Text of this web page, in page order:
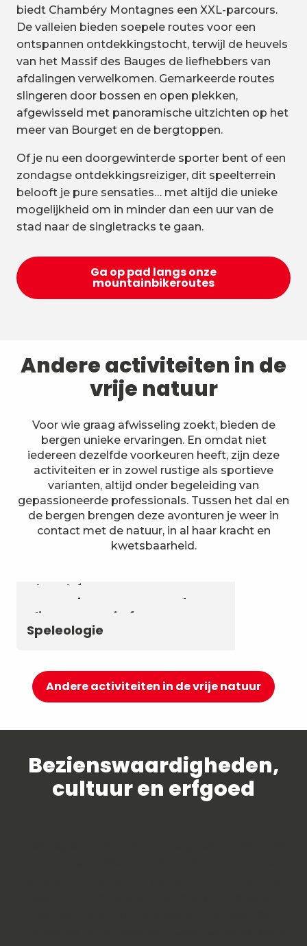
biedt Chambéry Montagnes een XXL-parcours.
De valleien bieden soepele routes voor een
ontspannen ontdekkingstocht, terwijl de heuvels
van het Massif des Bauges de liefhebbers van
afdalingen verwelkomen. Gemarkeerde routes
slingeren door bossen en open plekken,
afgewisseld met panoramische uitzichten op het
meer van Bourget en de bergtoppen.
Of je nu een doorgewinterde sporter bent of een
zondagse ontdekkingsreiziger, dit speelterrein
belooft je pure sensaties… met altijd die unieke
mogelijkheid om in minder dan een uur van de
stad naar de singletracks te gaan.
Ga op pad langs onze
mountainbikeroutes
Andere activiteiten in de
vrije natuur
Voor wie graag afwisseling zoekt, bieden de
bergen unieke ervaringen. En omdat niet
iedereen dezelfde voorkeuren heeft, zijn deze
activiteiten er in zowel rustige als sportieve
varianten, altijd onder begeleiding van
gepassioneerde professionals. Tussen het dal en
de bergen brengen deze avonturen je weer in
contact met de natuur, in al haar kracht en
kwetsbaarheid.
Chambéry Montagnes
Canyoning en aquarando
Klimmen en via ferrata
Speleologie
Andere activiteiten in de vrije natuur
Bezienswaardigheden,
cultuur en erfgoed